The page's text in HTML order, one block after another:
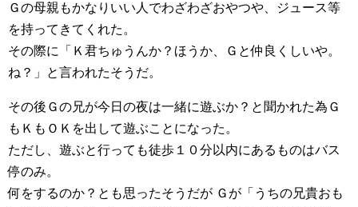
Ｇの母親もかなりいい人でわざわざおやつや、ジュース等
を持ってきてくれた。
その際に「Ｋ君ちゅうんか？ほうか、Ｇと仲良くしいや。
ね？」と言われたそうだ。
その後Ｇの兄が今日の夜は一緒に遊ぶか？と聞かれた為Ｇ
もＫもＯＫを出して遊ぶことになった。
ただし、遊ぶと行っても徒歩１０分以内にあるものはバス
停のみ。
何をするのか？とも思ったそうだが Ｇが「うちの兄貴おも